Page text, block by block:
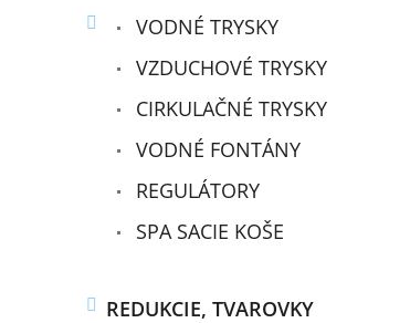
VODNÉ TRYSKY
VZDUCHOVÉ TRYSKY
CIRKULAČNÉ TRYSKY
VODNÉ FONTÁNY
REGULÁTORY
SPA SACIE KOŠE
REDUKCIE, TVAROVKY